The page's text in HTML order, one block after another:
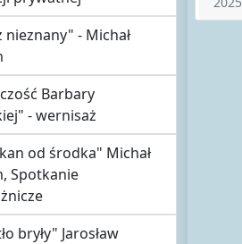
nieznany" - Michał
Barbary
- wernisaż
od środka" Michał
Spotkanie
bryły" Jarosław